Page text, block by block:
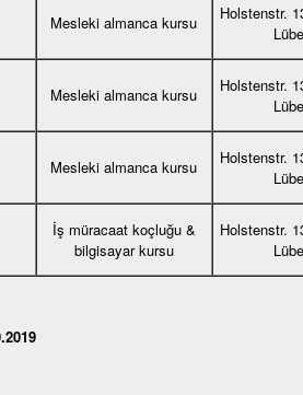
Mesleki almanca kursu
Holstenstr.
Mesleki almanca kursu
Holstenstr.
Mesleki almanca kursu
Holstenstr.
İş müracaat koçluğu &
bilgisayar kursu
Holstenstr.